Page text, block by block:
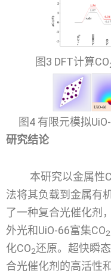
图3 DFT计算CO
图4 有限元模拟
研究结论
本研究以金属性
法将其负载到金属有
了一种复合光催化剂
外光和UiO-66富集CO2
化CO2还原。超快瞬
合光催化剂的高活性